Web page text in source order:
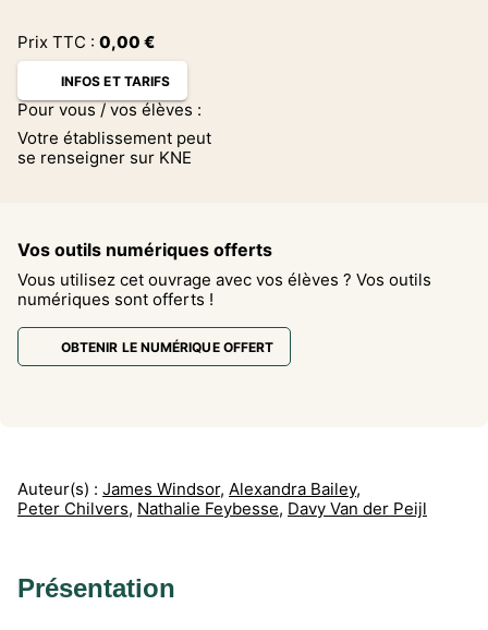
Prix TTC : 0,00 €
INFOS ET TARIFS
Pour vous / vos élèves :
Votre établissement peut
se renseigner sur KNE
Vos outils numériques offerts
Vous utilisez cet ouvrage avec vos élèves ? Vos outils
numériques sont offerts !
OBTENIR LE NUMÉRIQUE OFFERT
Auteur(s) : James Windsor, Alexandra Bailey,
Peter Chilvers, Nathalie Feybesse, Davy Van der Peijl
Présentation